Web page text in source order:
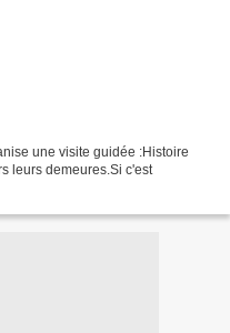
une visite guidée :Histoire
leurs demeures.Si c'est